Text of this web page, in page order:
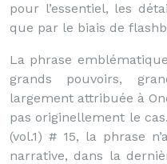
pour l’essentiel, les
que par le biais de
La phrase
grands pouvoirs,
largement attribuée à
pas originellement le
(vol.1) # 15, la phrase
narrative, dans la